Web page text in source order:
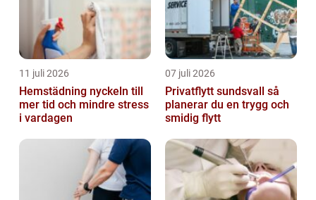
11 juli 2026
Hemstädning nyckeln till
mer tid och mindre stress
i vardagen
07 juli 2026
Privatflytt sundsvall så
planerar du en trygg och
smidig flytt